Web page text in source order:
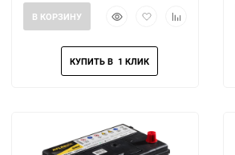
БыстрыйДобавить
избранное
Добавить
В КОРЗИНУ